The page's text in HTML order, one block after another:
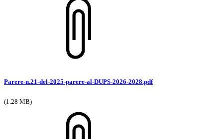
Parere-n.21-del-2025-parere-al-DUPS-2026-2028.pdf
(1.28 MB)